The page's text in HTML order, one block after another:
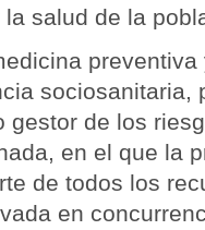
salud de la
sociosanitaria,
gestor de los
en el que la
de todos los
en